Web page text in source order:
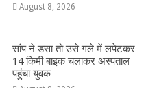
August 8, 2026
सांप ने डसा तो उसे गले में लपेटकर
14 किमी बाइक चलाकर अस्पताल
पहुंचा युवक